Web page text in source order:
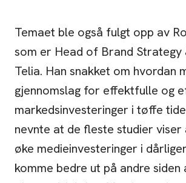
Temaet ble også fulgt opp av
som er Head of Brand Strategy
Telia. Han snakket om hvordan
gjennomslag for effektfulle og
markedsinvesteringer i tøffe
nevnte at de fleste studier viser
øke medieinvesteringer i
komme bedre ut på andre siden